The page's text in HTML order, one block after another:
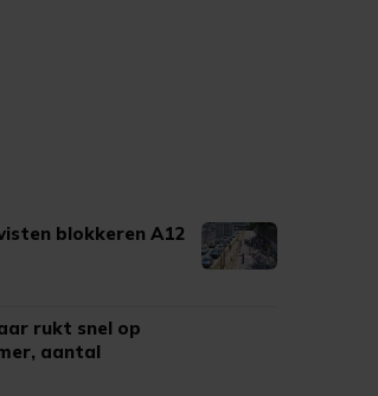
blokkeren A12
rukt snel op
aantal
toe